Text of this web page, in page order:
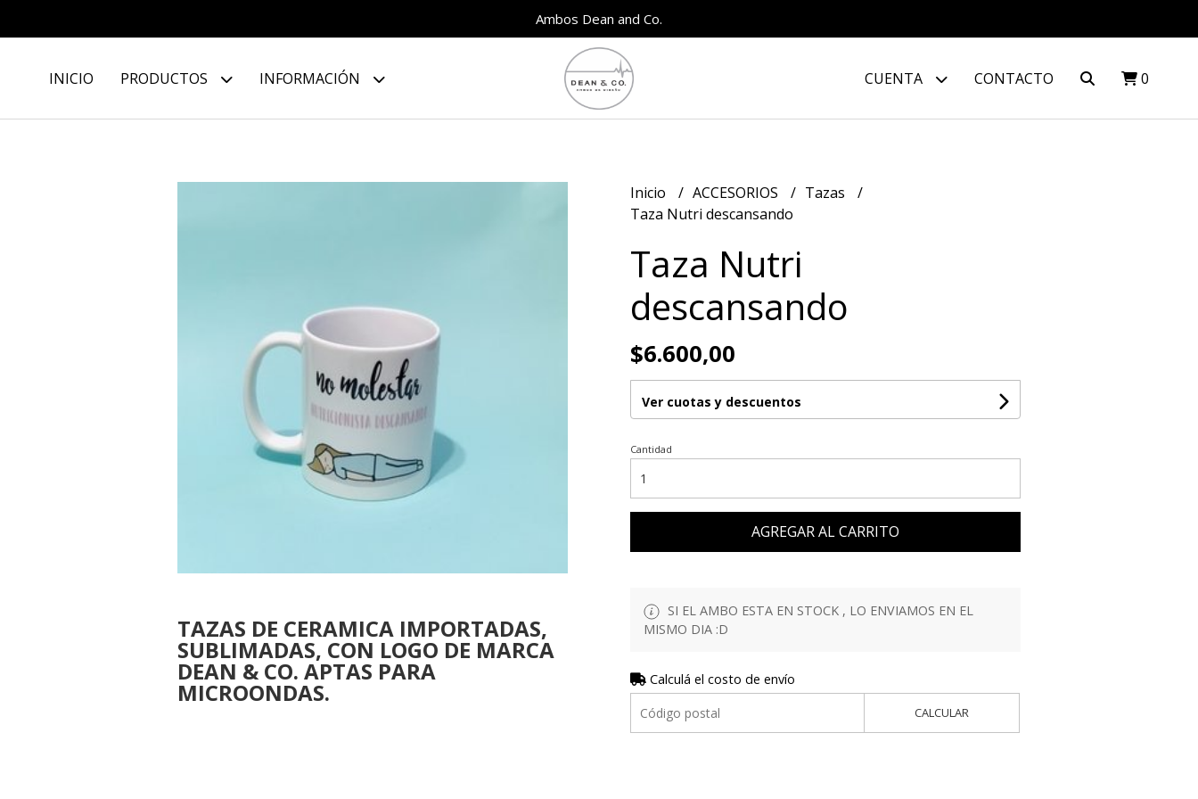
Ambos Dean and Co.
INICIO PRODUCTOS INFORMACIÓN CUENTA CONTACTO 0
TAZAS DE CERAMICA IMPORTADAS,
SUBLIMADAS, CON LOGO DE MARCA
DEAN & CO. APTAS PARA
MICROONDAS.
Inicio ACCESORIOS
Tazas
Taza Nutri descansando
Taza Nutri
descansando
$6.600,00
Ver cuotas y descuentos
Cantidad
AGREGAR AL CARRITO
SI EL AMBO ESTA EN STOCK , LO ENVIAMOS EN EL
MISMO DIA :D
Calculá el costo de envío
CALCULAR